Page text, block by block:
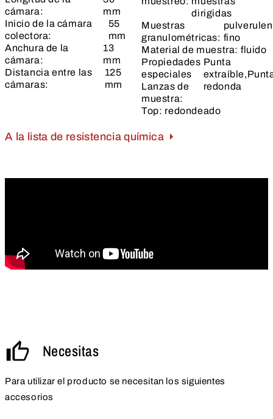
cámara:
mm
Inicio de la cámara
colectora:
55
mm
Anchura de la
cámara:
13
mm
Distancia entre las
cámaras:
125
mm
dirigidas
Muestras
granulométricas: fino
Material de muestra: fluido
Propiedades
especiales
Lanzas de
muestra:
Punta
redonda
Top: redondeado
A la lista de resistencia química
Necesitas
Para utilizar el producto se necesitan los siguientes
accesorios